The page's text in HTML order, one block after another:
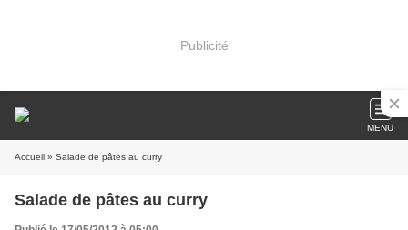
Publicité
MENU
Accueil » Salade de pâtes au curry
Salade de pâtes au curry